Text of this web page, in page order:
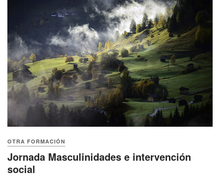
OTRA FORMACIÓN
Jornada Masculinidades e intervención
social